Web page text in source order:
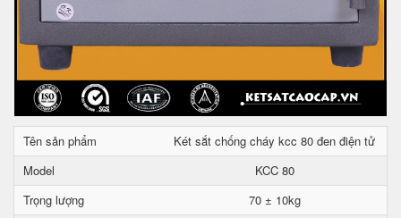
Tên sản phẩm
Két sắt chống cháy kcc 80 đen điện tử
Model
KCC 80
Trọng lượng
70 ± 10kg